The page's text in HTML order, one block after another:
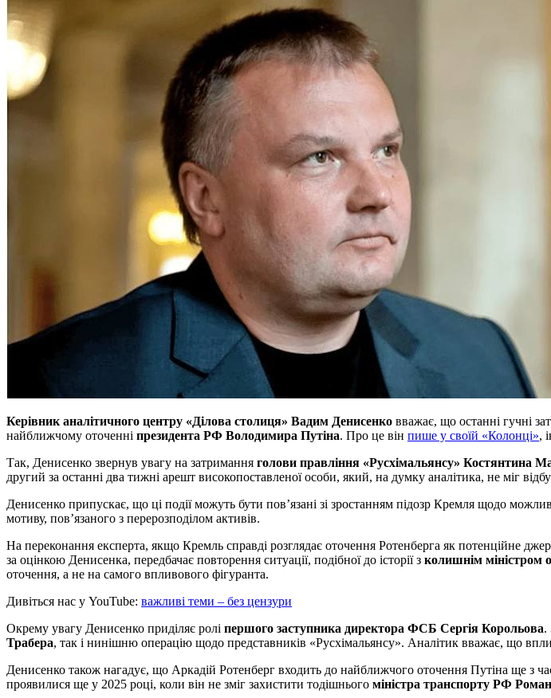
Керівник аналітичного центру «Ділова столиця» Вадим Денисенко вважає, що останні гучні
найближчому оточенні президента РФ Володимира Путіна. Про це він пише у своїй «Колонці»,
Так, Денисенко звернув увагу на затримання голови правління «Русхімальянсу» Костянтина
другий за останні два тижні арешт високопоставленої особи, який, на думку аналітика, не міг
Денисенко припускає, що ці події можуть бути пов’язані зі зростанням підозр Кремля щодо
мотиву, пов’язаного з перерозподілом активів.
На переконання експерта, якщо Кремль справді розглядає оточення Ротенберга як потенційне
за оцінкою Денисенка, передбачає повторення ситуації, подібної до історії з колишнім
оточення, а не на самого впливового фігуранта.
Дивіться нас у YouTube: важливі теми – без цензури
Окрему увагу Денисенко приділяє ролі першого заступника директора ФСБ Сергія Корольова.
Трабера, так і нинішню операцію щодо представників «Русхімальянсу». Аналітик вважає, що
Денисенко також нагадує, що Аркадій Ротенберг входить до найближчого оточення Путіна ще з
проявилися ще у 2025 році, коли він не зміг захистити тодішнього міністра транспорту РФ